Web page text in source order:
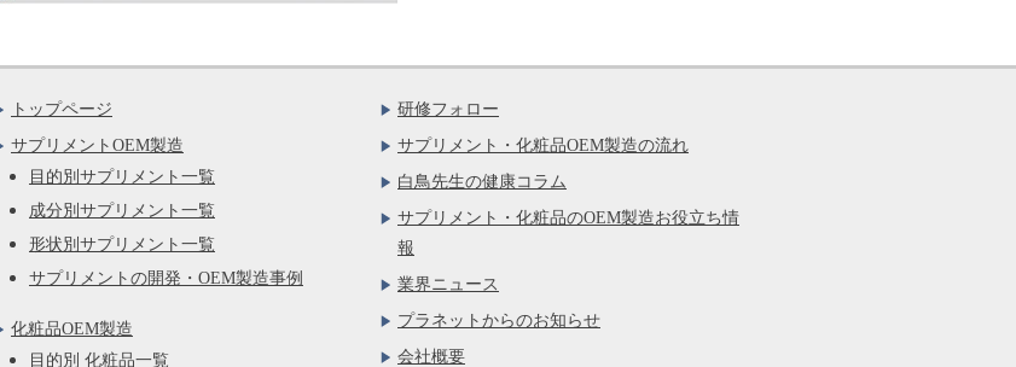
トップページ
サプリメントOEM製造
目的別サプリメント一覧
成分別サプリメント一覧
形状別サプリメント一覧
サプリメントの開発・OEM製造事例
化粧品OEM製造
目的別 化粧品一覧
研修フォロー
サプリメント・化粧品OEM製造の流れ
白鳥先生の健康コラム
サプリメント・化粧品のOEM製造お役立ち情
報
業界ニュース
プラネットからのお知らせ
会社概要